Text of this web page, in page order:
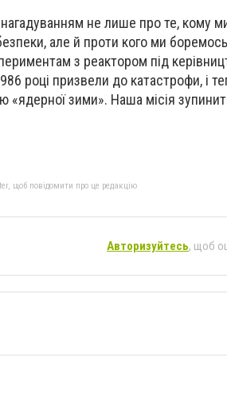
нагадуванням не лише про те, кому
але й проти кого ми
з реактором під
році призвели до катастрофи, і
зими». Наша місія
щоб повідомити про це редакцію
Авторизуйтесь, щоб